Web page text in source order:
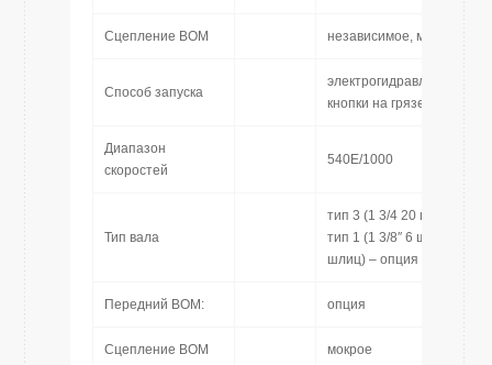
Сцепление ВОМ независимое, мокрое
Способ запуска
электрогидравлическое
кнопки на грязевике
Диапазон
скоростей
540E/1000
Тип вала
тип 3 (1 3/4 20 шлиц) –
тип 1 (1 3/8″ 6 шлиц) или
шлиц) – опция
Передний ВOM: опция
Сцепление ВОМ мокрое